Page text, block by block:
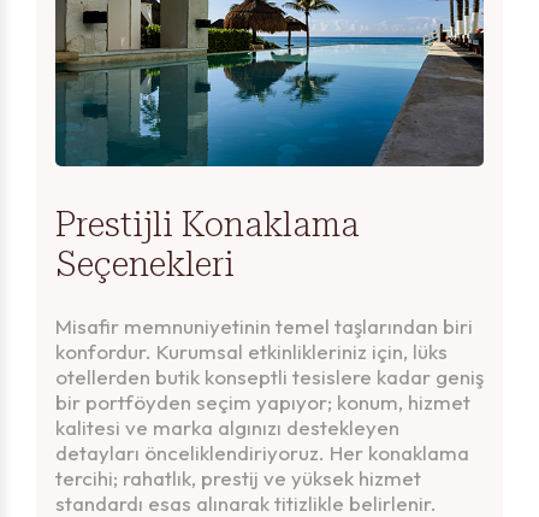
Prestijli Konaklama
Seçenekleri
Misafir memnuniyetinin temel taşlarından biri
konfordur. Kurumsal etkinlikleriniz için, lüks
otellerden butik konseptli tesislere kadar geniş
bir portföyden seçim yapıyor; konum, hizmet
kalitesi ve marka algınızı destekleyen
detayları önceliklendiriyoruz. Her konaklama
tercihi; rahatlık, prestij ve yüksek hizmet
standardı esas alınarak titizlikle belirlenir.
Teşekkürler!
Uyarı!